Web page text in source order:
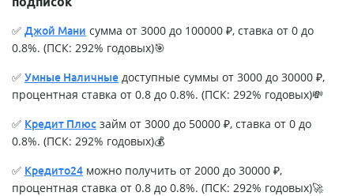
✅ Джой Мани сумма от 3000 до 100000 ₽, ставка от 0 до
0.8%. (ПСК: 292% годовых)🎯
✅ Умные Наличные доступные суммы от 3000 до 30000 ₽,
процентная ставка от 0.8 до 0.8%. (ПСК: 292% годовых)💸
✅ Кредит Плюс займ от 3000 до 50000 ₽, ставка от 0 до
0.8%. (ПСК: 292% годовых)💰
✅ Кредито24 можно получить от 2000 до 30000 ₽,
процентная ставка от 0.8 до 0.8%. (ПСК: 292% годовых)🚀